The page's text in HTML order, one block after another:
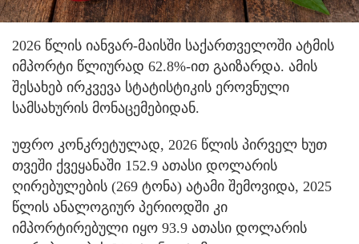
2026 წლის იანვარ-მაისში საქართველოში ატმის
იმპორტი წლიურად 62.8%-ით გაიზარდა. ამის
შესახებ ირკვევა სტატისტიკის ეროვნული
სამსახურის მონაცემებიდან.
უფრო კონკრეტულად, 2026 წლის პირველ ხუთ
თვეში ქვეყანაში 152.9 ათასი დოლარის
ღირებულების (269 ტონა) ატამი შემოვიდა, 2025
წლის ანალოგიურ პერიოდში კი
იმპორტირებული იყო 93.9 ათასი დოლარის